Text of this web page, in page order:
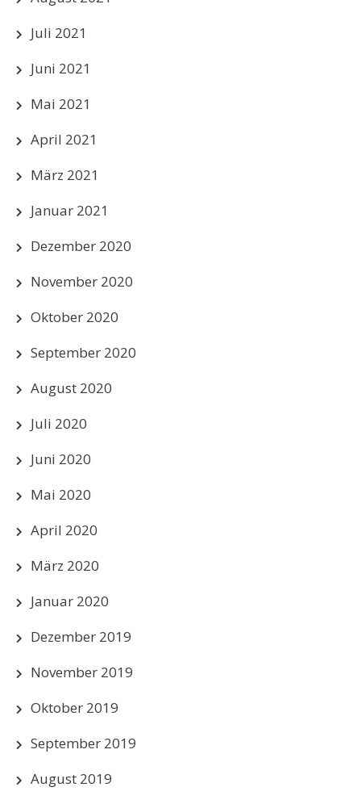
Juli 2021
Juni 2021
Mai 2021
April 2021
März 2021
Januar 2021
Dezember 2020
November 2020
Oktober 2020
September 2020
August 2020
Juli 2020
Juni 2020
Mai 2020
April 2020
März 2020
Januar 2020
Dezember 2019
November 2019
Oktober 2019
September 2019
August 2019